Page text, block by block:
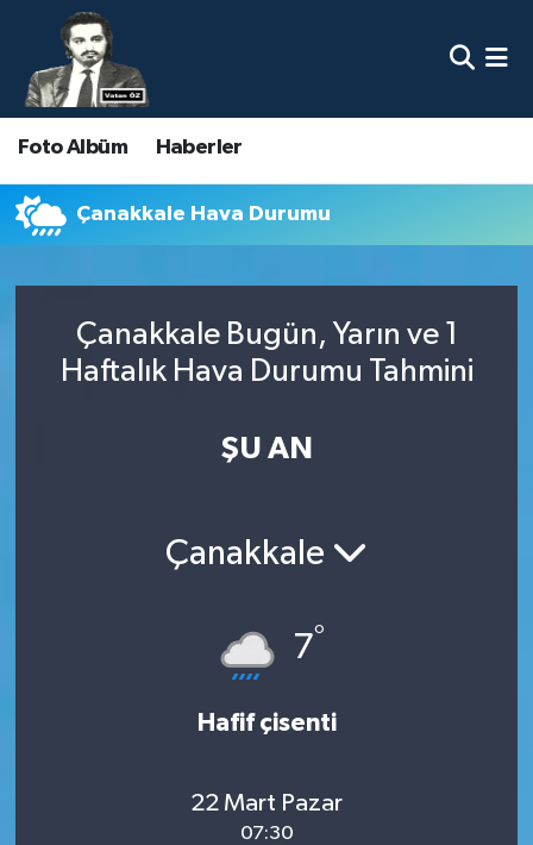
Foto Albüm Haberler
Çanakkale Hava Durumu
Çanakkale Bugün, Yarın ve 1
Haftalık Hava Durumu Tahmini
ŞU AN
Çanakkale
7°
Hafif çisenti
22 Mart Pazar
07:30
Nöbetçi Eczaneler
Hava Durumu
Namaz Vakitleri
Süper Lig Puan Durumu ve Fikstür
Son Dakika Haberleri